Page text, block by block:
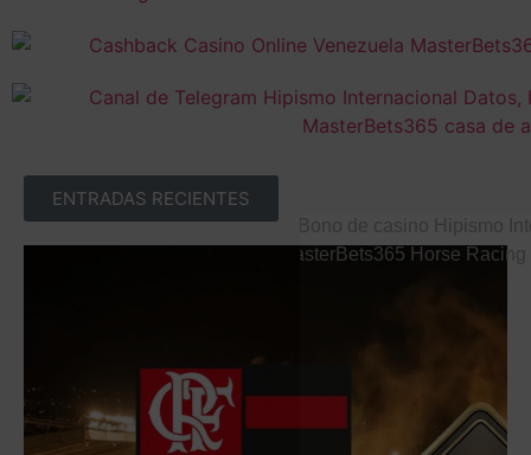
ENTRADAS RECIENTES